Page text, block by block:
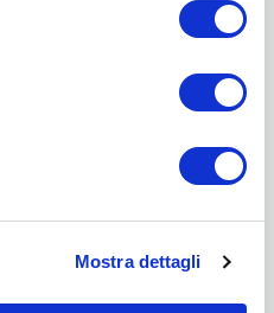
Mostra dettagli